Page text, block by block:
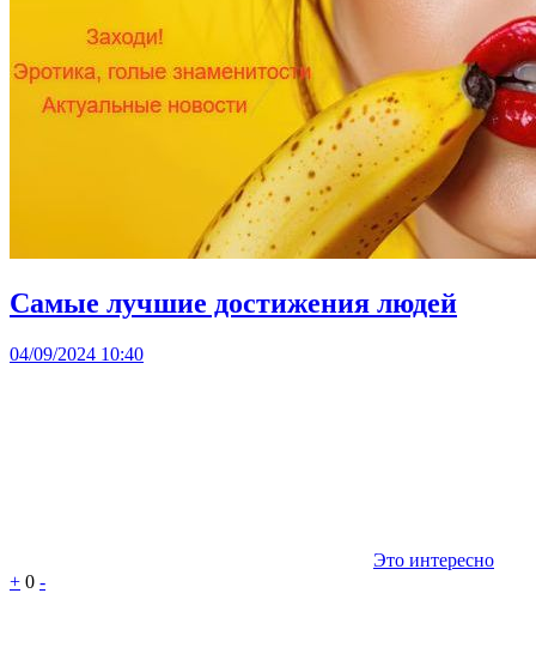
Самые лучшие достижения людей
04/09/2024 10:40
Это интересно
+ 0 -